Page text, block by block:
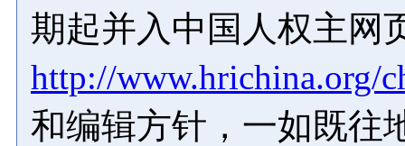
期起并入中国人权主网
http://www.hrichina.org/
和编辑方针，一如既往